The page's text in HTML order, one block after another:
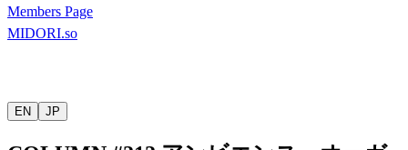
Members Page
MIDORI.so
EN JP